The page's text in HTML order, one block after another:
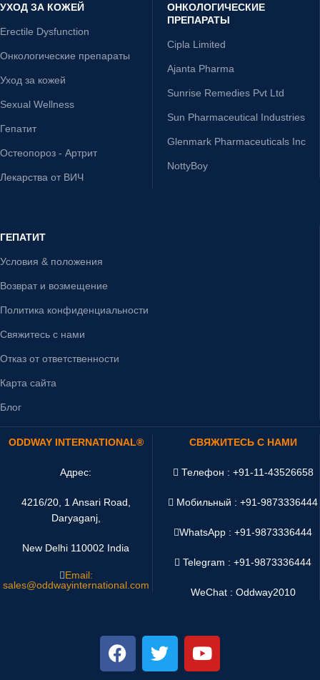
УХОД ЗА КОЖЕЙ
Erectile Dysfunction
Онкологические препараты
Уход за кожей
Sexual Wellness
Гепатит
Остеопороз - Артрит
Лекарства от ВИЧ
ОНКОЛОГИЧЕСКИЕ
ПРЕПАРАТЫ
Cipla Limited
Ajanta Pharma
Sunrise Remedies Pvt Ltd
Sun Pharmaceutical Industries
Glenmark Pharmaceuticals Inc
NottyBoy
ГЕПАТИТ
Условия & положения
Возврат и возмещение
Политика конфиденциальности
Свяжитесь с нами
Отказ от ответственности
Карта сайта
Блог
ODDWAY INTERNATIONAL®
Адрес:
4216/20, 1 Ansari Road,
Daryaganj,
New Delhi 110002 India
Email:
sales@oddwayinternational.com
СВЯЖИТЕСЬ С НАМИ
Телефон : +91-11-43526658
Мобильный : +91-9873336444
WhatsApp :+91-9873336444
Telegram : +91-9873336444
WeChat : Oddway2010